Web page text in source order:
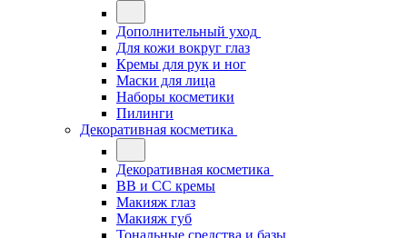
Дополнительный уход
Для кожи вокруг глаз
Кремы для рук и ног
Маски для лица
Наборы косметики
Пилинги
Декоративная косметика
Декоративная косметика
BB и СС кремы
Макияж глаз
Макияж губ
Тональные средства и базы